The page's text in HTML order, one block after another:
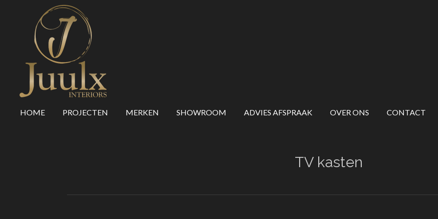
hoofdinhoud
HOME PROJECTEN MERKEN SHOWROOM ADVIES AFSPRAAK OVER ONS CONTACT
TV kasten